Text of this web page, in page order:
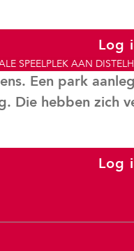
Log
SPEELPLEK AAN
Een park
Die hebben zich
Log